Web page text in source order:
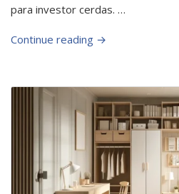
para investor cerdas. …
Continue reading →